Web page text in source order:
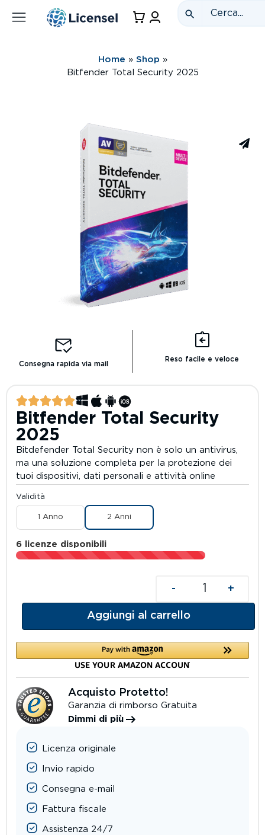
Home » Shop »
Bitfender Total Security 2025
Consegna rapida via mail
Reso facile e veloce
Bitfender Total Security
2025
Bitdefender Total Security non è solo un antivirus,
ma una soluzione completa per la protezione dei
tuoi dispositivi, dati personali e attività online
Validità
1 Anno 2 Anni
6 licenze disponibili
- +
Aggiungi al carrello
Acquisto Protetto!
Garanzia di rimborso Gratuita
Dimmi di più
Licenza originale
Invio rapido
Consegna e-mail
Fattura fiscale
Assistenza 24/7